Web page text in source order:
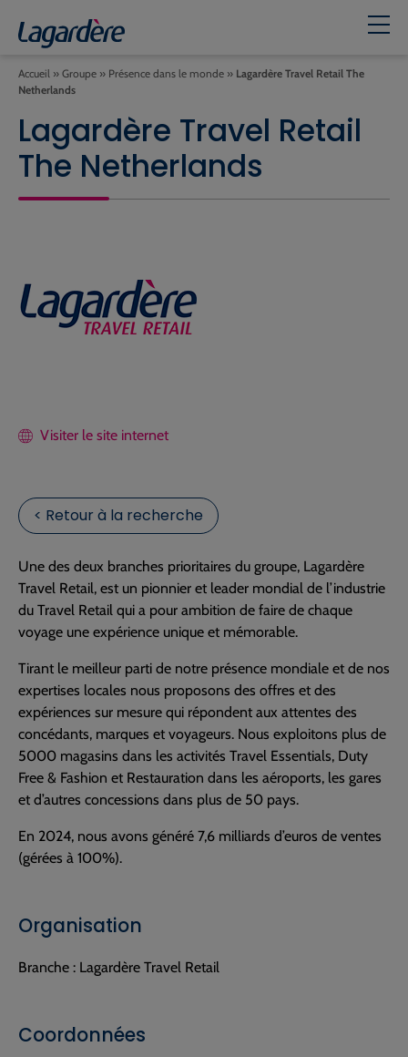
Accueil » Groupe » Présence dans le monde » Lagardère Travel Retail The
Netherlands
Lagardère Travel Retail
The Netherlands
Visiter le site internet
< Retour à la recherche
Une des deux branches prioritaires du groupe, Lagardère
Travel Retail, est un pionnier et leader mondial de l’industrie
du Travel Retail qui a pour ambition de faire de chaque
voyage une expérience unique et mémorable.
Tirant le meilleur parti de notre présence mondiale et de nos
expertises locales nous proposons des offres et des
expériences sur mesure qui répondent aux attentes des
concédants, marques et voyageurs. Nous exploitons plus de
5000 magasins dans les activités Travel Essentials, Duty
Free & Fashion et Restauration dans les aéroports, les gares
et d’autres concessions dans plus de 50 pays.
En 2024, nous avons généré 7,6 milliards d’euros de ventes
(gérées à 100%).
Organisation
Branche : Lagardère Travel Retail
Coordonnées